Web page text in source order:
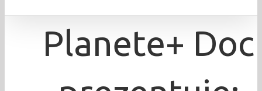
Planete+ Doc